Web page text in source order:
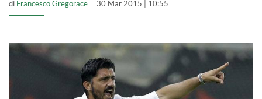
di Francesco Gregorace 30 Mar 2015 | 10:55